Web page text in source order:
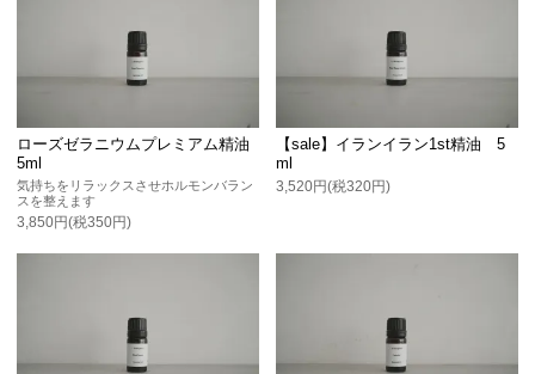
ローズゼラニウムプレミアム精油
5ml
気持ちをリラックスさせホルモンバラン
スを整えます
3,850円(税350円)
【sale】イランイラン1st精油 5
ml
3,520円(税320円)